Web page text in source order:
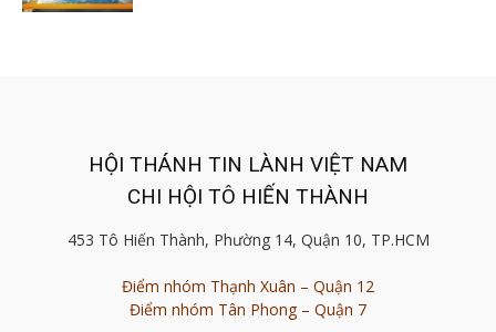
HỘI THÁNH TIN LÀNH VIỆT NAM
CHI HỘI TÔ HIẾN THÀNH
453 Tô Hiến Thành, Phường 14, Quận 10, TP.HCM
Điểm nhóm Thạnh Xuân – Quận 12
Điểm nhóm Tân Phong – Quận 7